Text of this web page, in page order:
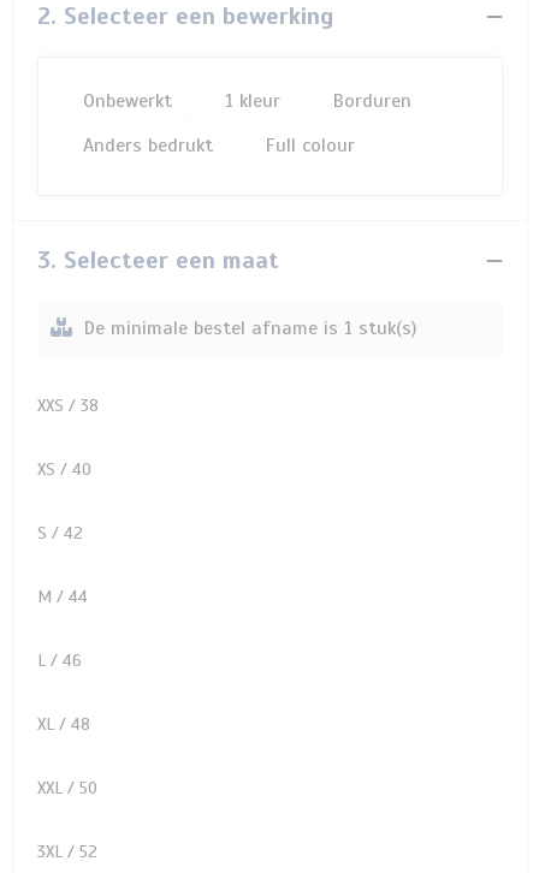
2. Selecteer een bewerking
Onbewerkt 1
Borduren
Anders bedrukt
Full colour
3. Selecteer een maat
De minimale bestel afname is 1 stuk(s)
XXS / 38
XS / 40
S / 42
M / 44
L / 46
XL / 48
XXL / 50
3XL / 52